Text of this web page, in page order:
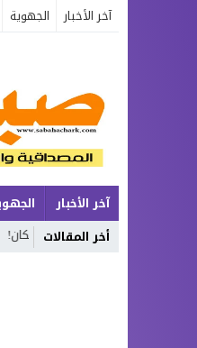
آخر الأخبار الجهوية
آخر الأخبار
أخر المقالات
“عَجِبْتُ لَكَ يا